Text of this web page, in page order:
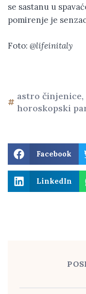
se sastanu u
pomirenje je
Foto: @lifeinitaly
astro činjenice,
horoskopski
Facebook
LinkedIn